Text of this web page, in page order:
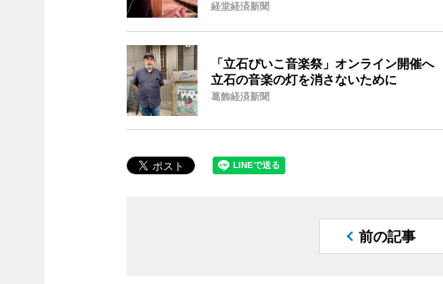
経堂経済新聞
「立石ぴいこ音楽祭」オンライン開催へ
立石の音楽の灯を消さないために
葛飾経済新聞
前の記事